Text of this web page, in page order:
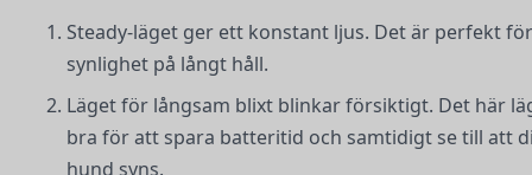
Steady-läget ger ett konstant ljus. Det är perfekt
synlighet på långt håll.
Läget för långsam blixt blinkar försiktigt. Det här
bra för att spara batteritid och samtidigt se till att
hund syns.